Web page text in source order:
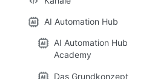
AI Automation Hub
AI Automation Hub
Academy
Das Grundkonzept